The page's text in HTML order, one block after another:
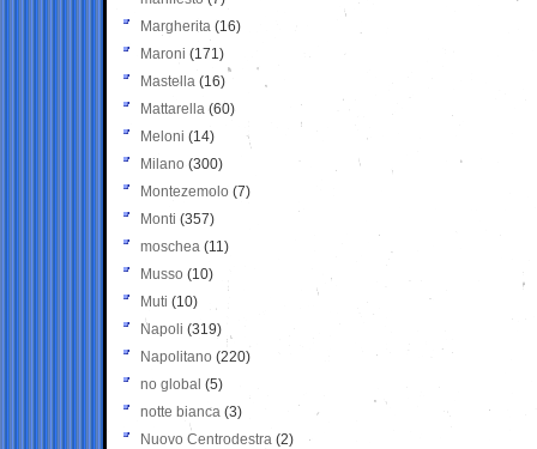
Margherita (16)
Maroni (171)
Mastella (16)
Mattarella (60)
Meloni (14)
Milano (300)
Montezemolo (7)
Monti (357)
moschea (11)
Musso (10)
Muti (10)
Napoli (319)
Napolitano (220)
no global (5)
notte bianca (3)
Nuovo Centrodestra (2)